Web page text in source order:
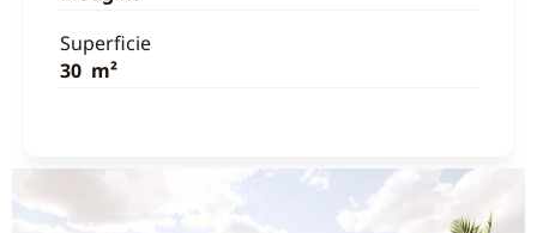
Superficie
30 m²